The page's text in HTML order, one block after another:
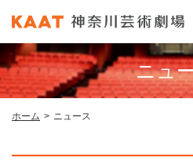
ニュ
ホーム > ニュース